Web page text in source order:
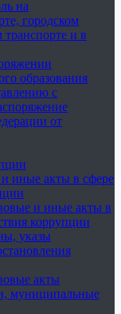
на
городском
транспорте и в
образования
с
от
иные акты в сфере
и иные акты в
коррупции
указы
акты
муниципальные